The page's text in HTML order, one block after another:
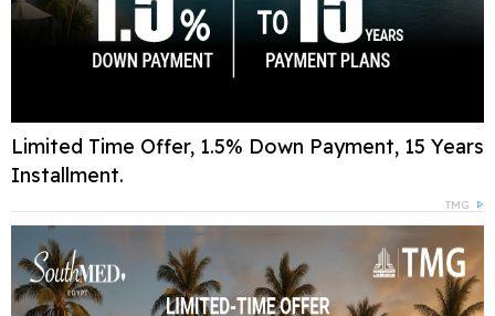
Limited Time Offer, 1.5% Down Payment, 15 Years
Installment.
TMG